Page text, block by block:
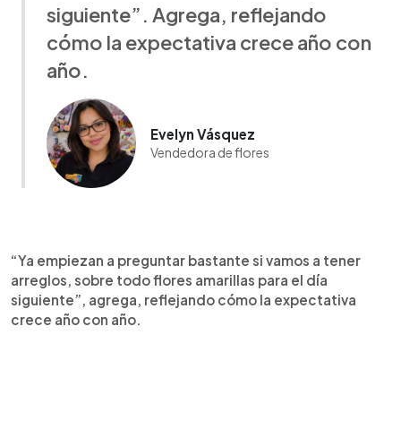
siguiente”. Agrega, reflejando
cómo la expectativa crece año con
año.
Evelyn Vásquez
Vendedora de flores
“Ya empiezan a preguntar bastante si vamos a tener
arreglos, sobre todo flores amarillas para el día
siguiente”, agrega, reflejando cómo la expectativa
crece año con año.